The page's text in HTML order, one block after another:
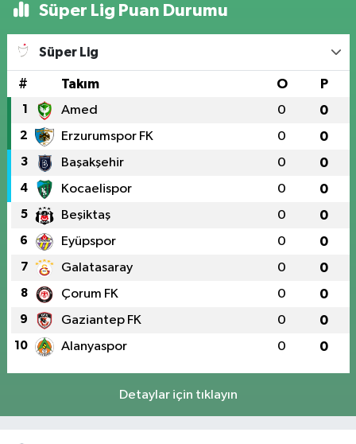
Süper Lig Puan Durumu
Süper Lig
# Takım O P
1 Amed 0 0
2 Erzurumspor FK 0 0
3 Başakşehir 0 0
4 Kocaelispor 0 0
5 Beşiktaş 0 0
6 Eyüpspor 0 0
7 Galatasaray 0 0
8 Çorum FK 0 0
9 Gaziantep FK 0 0
10 Alanyaspor 0 0
Detaylar için tıklayın